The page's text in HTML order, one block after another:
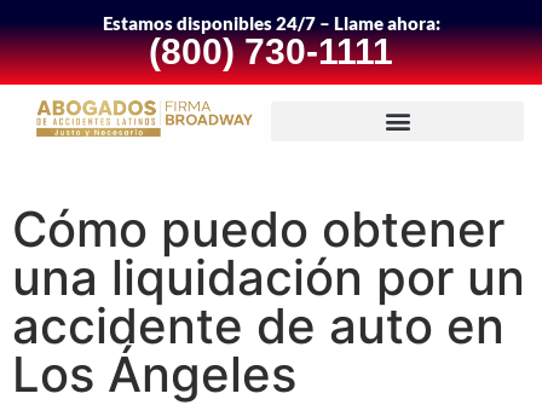
Estamos disponibles 24/7 – Llame ahora:
(800) 730-1111
Cómo puedo obtener
una liquidación por un
accidente de auto en
Los Ángeles